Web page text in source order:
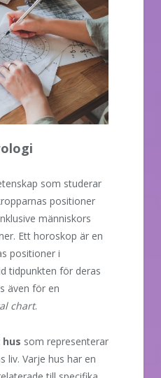
som studerar
positioner
människors
Ett horoskop är en
positioner i
tidpunkten för deras
även för en
chart.
hus som representerar
liv. Varje hus har en